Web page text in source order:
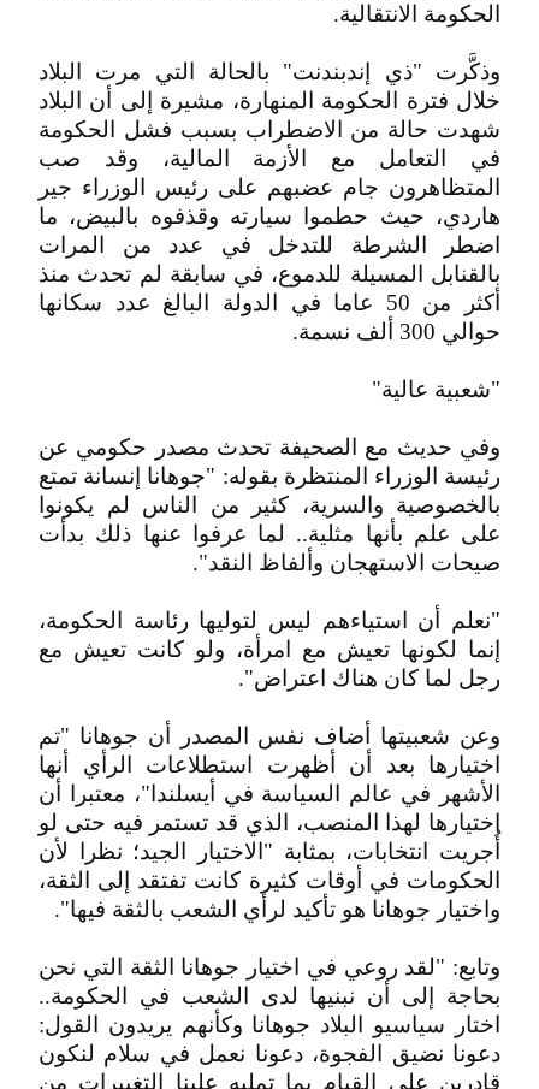
الحكومة الانتقالية.
وذكَّرت "ذي إندبندنت" بالحالة التي مرت البلاد
خلال فترة الحكومة المنهارة، مشيرة إلى أن البلاد
شهدت حالة من الاضطراب بسبب فشل الحكومة
في التعامل مع الأزمة المالية، وقد صب
المتظاهرون جام عضبهم على رئيس الوزراء جير
هاردي، حيث حطموا سيارته وقذفوه بالبيض، ما
اضطر الشرطة للتدخل في عدد من المرات
بالقنابل المسيلة للدموع، في سابقة لم تحدث منذ
أكثر من 50 عاما في الدولة البالغ عدد سكانها
حوالي 300 ألف نسمة.
"شعبية عالية"
وفي حديث مع الصحيفة تحدث مصدر حكومي عن
رئيسة الوزراء المنتظرة بقوله: "جوهانا إنسانة تمتع
بالخصوصية والسرية، كثير من الناس لم يكونوا
على علم بأنها مثلية.. لما عرفوا عنها ذلك بدأت
صيحات الاستهجان وألفاظ النقد".
"نعلم أن استياءهم ليس لتوليها رئاسة الحكومة،
إنما لكونها تعيش مع امرأة، ولو كانت تعيش مع
رجل لما كان هناك اعتراض".
وعن شعبيتها أضاف نفس المصدر أن جوهانا "تم
اختيارها بعد أن أظهرت استطلاعات الرأي أنها
الأشهر في عالم السياسة في أيسلندا"، معتبرا أن
اختيارها لهذا المنصب، الذي قد تستمر فيه حتى لو
أُجريت انتخابات، بمثابة "الاختيار الجيد؛ نظرا لأن
الحكومات في أوقات كثيرة كانت تفتقد إلى الثقة،
واختيار جوهانا هو تأكيد لرأي الشعب بالثقة فيها".
وتابع: "لقد روعي في اختيار جوهانا الثقة التي نحن
بحاجة إلى أن نبنيها لدى الشعب في الحكومة..
اختار سياسيو البلاد جوهانا وكأنهم يريدون القول:
دعونا نضيق الفجوة، دعونا نعمل في سلام لنكون
قادرين على القيام بما تمليه علينا التغييرات من